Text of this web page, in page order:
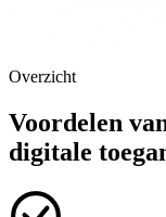
Overzicht
Voordelen
digitale